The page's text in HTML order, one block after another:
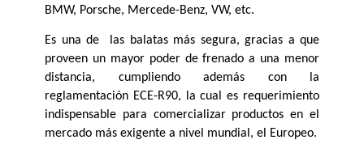
BMW, Porsche, Mercede-Benz, VW, etc.
Es una de  las balatas más segura, gracias a que
proveen un mayor poder de frenado a una menor
distancia, cumpliendo además con la
reglamentación ECE-R90, la cual es requerimiento
indispensable para comercializar productos en el
mercado más exigente a nivel mundial, el Europeo.